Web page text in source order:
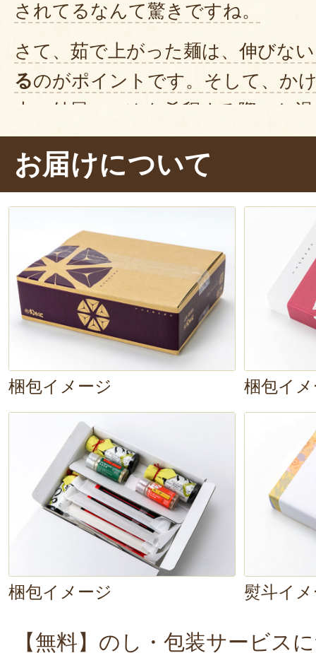
されてるなんて驚きですね。
さて、茹で上がった麺は、伸びな
るのがポイントです。そして、か
夫。付属のつゆを希釈する際のお
汁を少量加えることで、味わいに
まぼこ やねぎ をのせれば、完成で
ズルズル！お〜！舌触りも滑らか
入っていきますね。噛むと、ふく
が、フワッと鼻に抜けていきます。
抜群で、これは美味しい！半分ほ
残りの半分は、付属の
「青一味」
ます。青唐辛子の一味って、かな
僕は初めて食べましたが、これが
に合う！山椒にも似た爽やかな香
辛みが絶妙で、あっという間に完
さまでした！
今回はかけ蕎麦
でいただきました
しめるそうなので、ぜひとも試し
お届けについて
梱包イメージ 梱包イ
梱包イメージ 熨斗イ
【無料】のし・包装サービス